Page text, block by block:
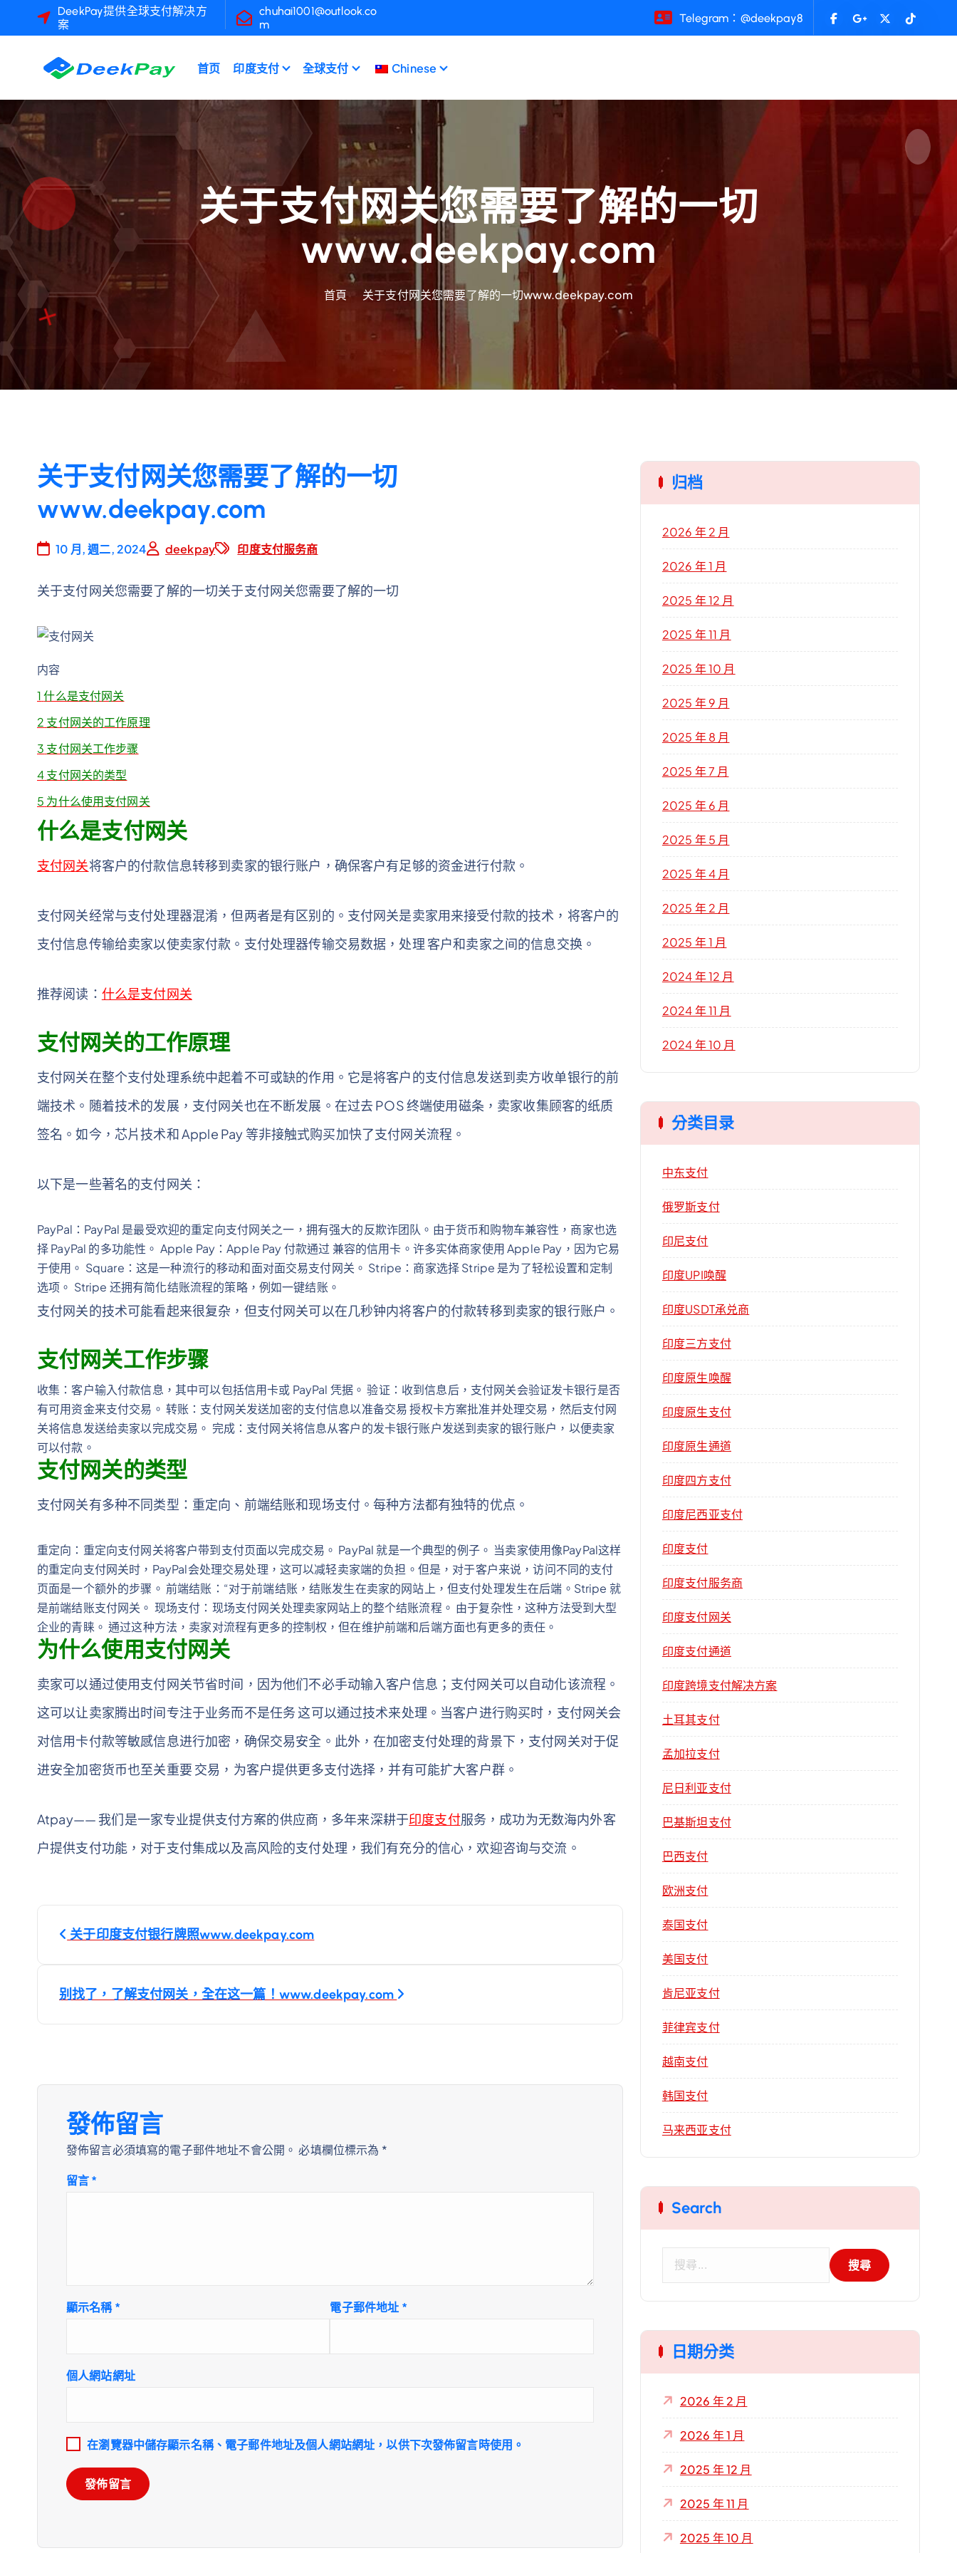
DeekPay提供全球支付解决方
案
chuhai1001@outlook.co
m
Telegram：@deekpay8
首页 印度支付 全球支付 Chinese
关于支付网关您需要了解的一切
www.deekpay.com
首頁 关于支付网关您需要了解的一切www.deekpay.com
关于支付网关您需要了解的一切
www.deekpay.com
10 月, 週二, 2024 deekpay 印度支付服务商
关于支付网关您需要了解的一切关于支付网关您需要了解的一切
内容
1 什么是支付网关
2 支付网关的工作原理
3 支付网关工作步骤
4支付网关的类型
5 为什么使用支付网关
什么是支付网关
支付网关将客户的付款信息转移到卖家的银行账户，确保客户有足够的资金进行付款。
支付网关经常与支付处理器混淆，但两者是有区别的。支付网关是卖家用来接受付款的技术，将客户的
支付信息传输给卖家以使卖家付款。支付处理器传输交易数据，处理 客户和卖家之间的信息交换。
推荐阅读： 什么是支付网关
支付网关的工作原理
支付网关在整个支付处理系统中起着不可或缺的作用。它是将客户的支付信息发送到卖方收单银行的前
端技术。随着技术的发展，支付网关也在不断发展。在过去 POS 终端使用磁条，卖家收集顾客的纸质
签名。如今，芯片技术和 Apple Pay 等非接触式购买加快了支付网关流程。
以下是一些著名的支付网关：
PayPal：PayPal 是最受欢迎的重定向支付网关之一，拥有强大的反欺诈团队。由于货币和购物车兼容性，商家也选
择 PayPal 的多功能性。 Apple Pay：Apple Pay 付款通过 兼容的信用卡。许多实体商家使用 Apple Pay，因为它易
于使用。 Square：这是一种流行的移动和面对面交易支付网关。 Stripe：商家选择 Stripe 是为了轻松设置和定制
选项。 Stripe 还拥有简化结账流程的策略，例如一键结账。
支付网关的技术可能看起来很复杂，但支付网关可以在几秒钟内将客户的付款转移到卖家的银行账户。
支付网关工作步骤
收集：客户输入付款信息，其中可以包括信用卡或 PayPal 凭据。 验证：收到信息后，支付网关会验证发卡银行是否
有可用资金来支付交易。 转账：支付网关发送加密的支付信息以准备交易 授权卡方案批准并处理交易，然后支付网
关将信息发送给卖家以完成交易。 完成：支付网关将信息从客户的发卡银行账户发送到卖家的银行账户，以便卖家
可以付款。
支付网关的类型
支付网关有多种不同类型：重定向、前端结账和现场支付。每种方法都有独特的优点。
重定向：重定向支付网关将客户带到支付页面以完成交易。 PayPal 就是一个典型的例子。 当卖家使用像PayPal这样
的重定向支付网关时，PayPal会处理交易处理，这可以减轻卖家端的负担。但是，对于客户来说，访问不同的支付
页面是一个额外的步骤。 前端结账：“对于前端结账，结账发生在卖家的网站上，但支付处理发生在后端。Stripe 就
是前端结账支付网关。 现场支付：现场支付网关处理卖家网站上的整个结账流程。 由于复杂性，这种方法受到大型
企业的青睐。 通过这种方法，卖家对流程有更多的控制权，但在维护前端和后端方面也有更多的责任。
为什么使用支付网关
卖家可以通过使用支付网关节省时间，因为他们不必手动输入客户信息；支付网关可以自动化该流程。
这可以让卖家腾出时间专注于业务而不是任务 这可以通过技术来处理。当客户进行购买时，支付网关会
对信用卡付款等敏感信息进行加密，确保交易安全。此外，在加密支付处理的背景下，支付网关对于促
进安全加密货币也至关重要 交易，为客户提供更多支付选择，并有可能扩大客户群。
Atpay—— 我们是一家专业提供支付方案的供应商，多年来深耕于印度支付服务，成功为无数海内外客
户提供支付功能，对于支付集成以及高风险的支付处理，我们有充分的信心，欢迎咨询与交流。
文
導
关于印度支付银行牌照www.deekpay.com
别找了，了解支付网关，全在这一篇！www.deekpay.com
發佈留言
發佈留言必須填寫的電子郵件地址不會公開。 必填欄位標示為 *
留言*
顯示名稱* 電子郵件地址 *
個人網站網址
在瀏覽器中儲存顯示名稱、電子郵件地址及個人網站網址，以供下次發佈留言時使用。
归档
2026 年 2 月
2026 年 1 月
2025 年 12 月
2025 年 11 月
2025 年 10 月
2025 年 9 月
2025 年 8 月
2025 年 7 月
2025 年 6 月
2025 年 5 月
2025 年 4 月
2025 年 2 月
2025 年 1 月
2024 年 12 月
2024 年 11 月
2024 年 10 月
分类目录
中东支付
俄罗斯支付
印尼支付
印度UPI唤醒
印度USDT承兑商
印度三方支付
印度原生唤醒
印度原生支付
印度原生通道
印度四方支付
印度尼西亚支付
印度支付
印度支付服务商
印度支付网关
印度支付通道
印度跨境支付解决方案
土耳其支付
孟加拉支付
尼日利亚支付
巴基斯坦支付
巴西支付
欧洲支付
泰国支付
美国支付
肯尼亚支付
菲律宾支付
越南支付
韩国支付
马来西亚支付
Search
字
:
日期分类
2026 年 2 月
2026 年 1 月
2025 年 12 月
2025 年 11 月
2025 年 10 月